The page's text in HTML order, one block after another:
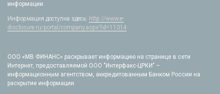
информации.
Информация доступна здесь: http://www.e-
disclosure.ru/portal/company.aspx?id=11014
ООО «МВ ФИНАНС» раскрывает информацию на странице в сети
Интернет, предоставляемой ООО "Интерфакс-ЦРКИ" –
информационным агентством, аккредитованным Банком России на
раскрытие информации.